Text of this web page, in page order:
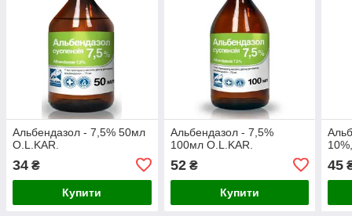
Альбендазол - 7,5% 50мл
O.L.KAR.
34 ₴
Купити
Альбендазол - 7,5%
100мл O.L.KAR.
52₴
Купити
45